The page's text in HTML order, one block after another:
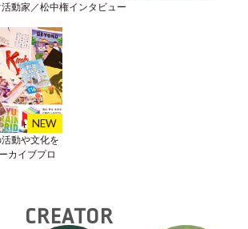
動家／松中権インタビュー
動や文化を
カイブプロ
CREATOR